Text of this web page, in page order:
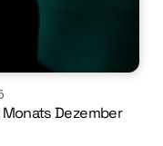
Dezember